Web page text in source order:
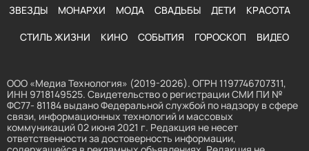
ЗВЕЗДЫ МОНАРХИ МОДА СВАДЬБЫ ДЕТИ КРАСОТА
СТИЛЬ ЖИЗНИ КИНО СОБЫТИЯ ГОРОСКОП ВИДЕО
ООО «Медиа Технология» (2019-2026). ОГРН 1197746707311,
ИНН 9718149525. Свидетельство о регистрации СМИ ПИ №
ФС77- 81184 выдано Федеральной службой по надзору в сфере
связи, информационных технологий и массовых
коммуникаций 02 июня 2021 г. Редакция не несет
ответственности за достоверность информации,